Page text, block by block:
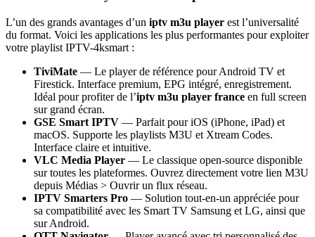
L’un des grands avantages d’un iptv m3u player est l’universalité
du format. Voici les applications les plus performantes pour exploiter
votre playlist IPTV-4ksmart :
TiviMate — Le player de référence pour Android TV et
Firestick. Interface premium, EPG intégré, enregistrement.
Idéal pour profiter de l’iptv m3u player france en full screen
sur grand écran.
GSE Smart IPTV — Parfait pour iOS (iPhone, iPad) et
macOS. Supporte les playlists M3U et Xtream Codes.
Interface claire et intuitive.
VLC Media Player — Le classique open-source disponible
sur toutes les plateformes. Ouvrez directement votre lien M3U
depuis Médias > Ouvrir un flux réseau.
IPTV Smarters Pro — Solution tout-en-un appréciée pour
sa compatibilité avec les Smart TV Samsung et LG, ainsi que
sur Android.